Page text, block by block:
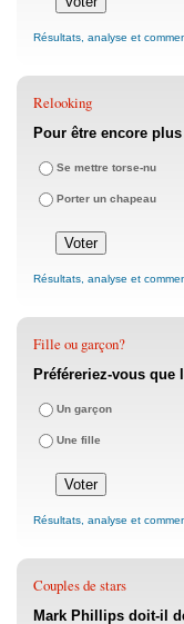
Résultats, analyse et
Relooking
Pour être encore
Se mettre torse-nu
Porter un chapeau
Résultats, analyse et
Fille ou garçon?
Préféreriez-vous
Un garçon
Une fille
Résultats, analyse et
Couples de stars
Mark Phillips doit-il